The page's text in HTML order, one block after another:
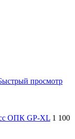
просмотр
ОПК GP-XL 1 100